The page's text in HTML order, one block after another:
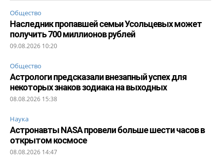
Общество
Наследник пропавшей семьи Усольцевых может
получить 700 миллионов рублей
09.08.2026 10:20
Общество
Астрологи предсказали внезапный успех для
некоторых знаков зодиака на выходных
08.08.2026 15:38
Наука
Астронавты NASA провели больше шести часов в
открытом космосе
08.08.2026 14:47